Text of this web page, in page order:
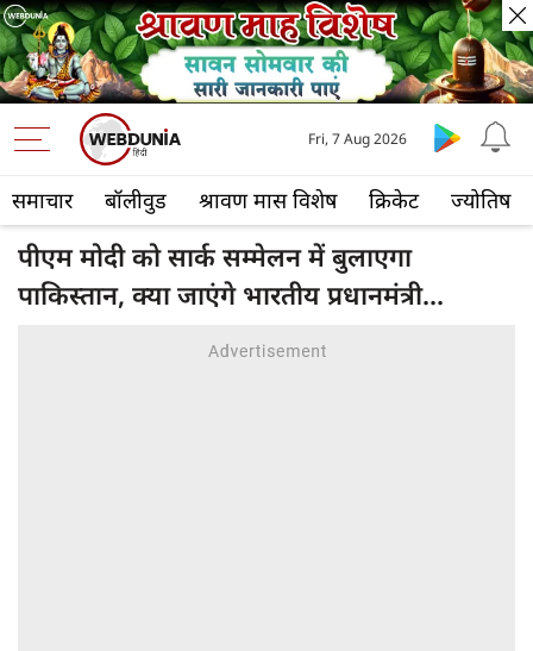
समाचार बॉलीवुड श्रावण मास विशेष क्रिकेट ज्योतिष
Fri, 7 Aug 2026
पीएम मोदी को सार्क सम्मेलन में बुलाएगा
पाकिस्तान, क्या जाएंगे भारतीय प्रधानमंत्री...